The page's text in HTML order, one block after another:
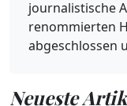
journalistische
renommierten
abgeschlossen
Neueste